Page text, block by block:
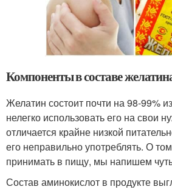
Компоненты в составе
Желатин состоит почти на 98-99%
нелегко использовать его на свои
отличается крайне низкой
его неправильно употреблять. О
принимать в пищу, мы напишем
Состав аминокислот в продукте